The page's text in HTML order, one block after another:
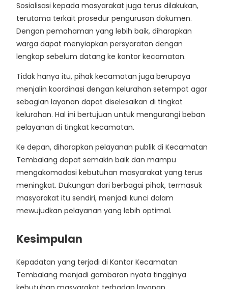
Sosialisasi kepada masyarakat juga terus dilakukan,
terutama terkait prosedur pengurusan dokumen.
Dengan pemahaman yang lebih baik, diharapkan
warga dapat menyiapkan persyaratan dengan
lengkap sebelum datang ke kantor kecamatan.
Tidak hanya itu, pihak kecamatan juga berupaya
menjalin koordinasi dengan kelurahan setempat agar
sebagian layanan dapat diselesaikan di tingkat
kelurahan. Hal ini bertujuan untuk mengurangi beban
pelayanan di tingkat kecamatan.
Ke depan, diharapkan pelayanan publik di Kecamatan
Tembalang dapat semakin baik dan mampu
mengakomodasi kebutuhan masyarakat yang terus
meningkat. Dukungan dari berbagai pihak, termasuk
masyarakat itu sendiri, menjadi kunci dalam
mewujudkan pelayanan yang lebih optimal.
Kesimpulan
Kepadatan yang terjadi di Kantor Kecamatan
Tembalang menjadi gambaran nyata tingginya